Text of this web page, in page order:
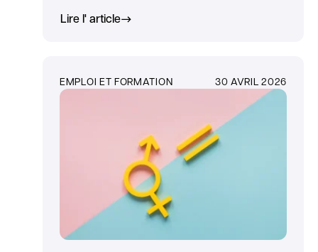
Lire l' article
EMPLOI ET FORMATION 30 AVRIL 2026